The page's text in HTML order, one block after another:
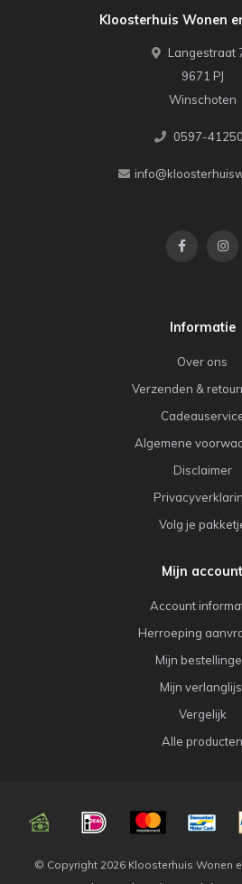
Kloosterhuis Wonen
Langestraat
9671 PJ
Winschoten
0597-
Informatie
Over ons
Verzenden &
Algemene
Disclaimer
Volg je
Mijn account
Account
Herroeping
Mijn
Mijn
Vergelijk
Alle producten
© Copyright 2026 Kloosterhuis Wonen